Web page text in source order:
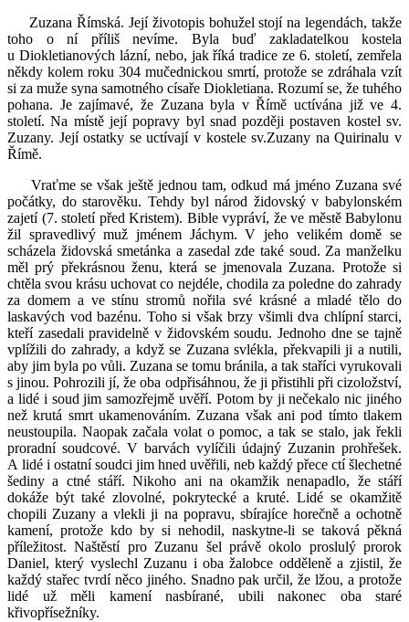
Zuzana Římská. Její životopis bohužel stojí na legendách, takže
toho o ní příliš nevíme. Byla buď zakladatelkou kostela
u Diokletianových lázní, nebo, jak říká tradice ze 6. století, zemřela
někdy kolem roku 304 mučednickou smrtí, protože se zdráhala vzít
si za muže syna samotného císaře Diokletiana. Rozumí se, že tuhého
pohana. Je zajímavé, že Zuzana byla v Římě uctívána již ve 4.
století. Na místě její popravy byl snad později postaven kostel sv.
Zuzany. Její ostatky se uctívají v kostele sv.Zuzany na Quirinalu v
Římě.
Vraťme se však ještě jednou tam, odkud má jméno Zuzana své
počátky, do starověku. Tehdy byl národ židovský v babylonském
zajetí (7. století před Kristem). Bible vypráví, že ve městě Babylonu
žil spravedlivý muž jménem Jáchym. V jeho velikém domě se
scházela židovská smetánka a zasedal zde také soud. Za manželku
měl prý překrásnou ženu, která se jmenovala Zuzana. Protože si
chtěla svou krásu uchovat co nejdéle, chodila za poledne do zahrady
za domem a ve stínu stromů nořila své krásné a mladé tělo do
laskavých vod bazénu. Toho si však brzy všimli dva chlípní starci,
kteří zasedali pravidelně v židovském soudu. Jednoho dne se tajně
vplížili do zahrady, a když se Zuzana svlékla, překvapili ji a nutili,
aby jim byla po vůli. Zuzana se tomu bránila, a tak staříci vyrukovali
s jinou. Pohrozili jí, že oba odpřisáhnou, že ji přistihli při cizoložství,
a lidé i soud jim samozřejmě uvěří. Potom by ji nečekalo nic jiného
než krutá smrt ukamenováním. Zuzana však ani pod tímto tlakem
neustoupila. Naopak začala volat o pomoc, a tak se stalo, jak řekli
proradní soudcové. V barvách vylíčili údajný Zuzanin prohřešek.
A lidé i ostatní soudci jim hned uvěřili, neb každý přece ctí šlechetné
šediny a ctné stáří. Nikoho ani na okamžik nenapadlo, že stáří
dokáže být také zlovolné, pokrytecké a kruté. Lidé se okamžitě
chopili Zuzany a vlekli ji na popravu, sbírajíce horečně a ochotně
kamení, protože kdo by si nehodil, naskytne-li se taková pěkná
příležitost. Naštěstí pro Zuzanu šel právě okolo proslulý prorok
Daniel, který vyslechl Zuzanu i oba žalobce odděleně a zjistil, že
každý stařec tvrdí něco jiného. Snadno pak určil, že lžou, a protože
lidé už měli kamení nasbírané, ubili nakonec oba staré
křivopřísežníky.